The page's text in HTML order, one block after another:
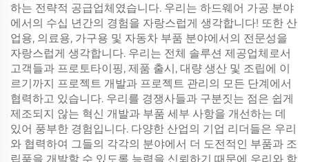
하는 전략적 공급업체였습니다. 우리는 하드웨어 가공 분야
에서의 수십 년간의 경험을 자랑스럽게 생각합니다! 또한 산
업용, 의료용, 가구용 및 자동차 부품 분야에서의 전문성을
자랑스럽게 생각합니다. 우리는 전체 솔루션 제공업체로서
고객들과 프로토타이핑, 제품 출시, 대량 생산 및 조립에 이
르기까지 프로젝트 개발과 프로젝트 관리의 모든 단계에서
협력하고 있습니다. 우리를 경쟁사들과 구분짓는 점은 쉽게
제조되지 않는 혁신 개발과 부품 세부 사항을 개선하는 데
있어 풍부한 경험입니다. 다양한 산업의 기업 리더들은 우리
와 협력하여 그들의 각각의 분야에서 더 도전적인 부품과 조
립품을 개발할 수 있도록 능력을 신뢰하기 때문에 우리와 함